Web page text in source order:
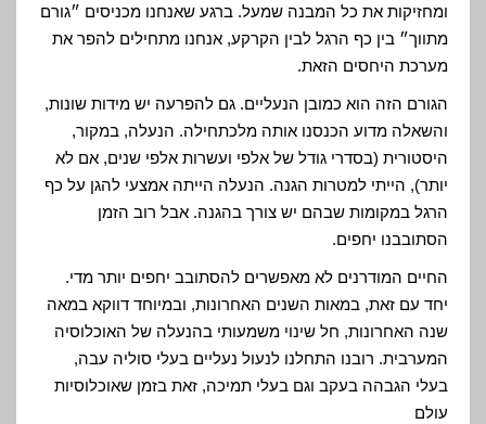
ומחזיקות את כל המבנה שמעל. ברגע שאנחנו מכניסים ״גורם
מתווך״ בין כף הרגל לבין הקרקע, אנחנו מתחילים להפר את
מערכת היחסים הזאת.
הגורם הזה הוא כמובן הנעליים. גם להפרעה יש מידות שונות,
והשאלה מדוע הכנסנו אותה מלכתחילה. הנעלה, במקור,
היסטורית (בסדרי גודל של אלפי ועשרות אלפי שנים, אם לא
יותר), הייתי למטרות הגנה. הנעלה הייתה אמצעי להגן על כף
הרגל במקומות שבהם יש צורך בהגנה. אבל רוב הזמן
הסתובבנו יחפים.
החיים המודרנים לא מאפשרים להסתובב יחפים יותר מדי.
יחד עם זאת, במאות השנים האחרונות, ובמיוחד דווקא במאה
שנה האחרונות, חל שינוי משמעותי בהנעלה של האוכלוסיה
המערבית. רובנו התחלנו לנעול נעליים בעלי סוליה עבה,
בעלי הגבהה בעקב וגם בעלי תמיכה, זאת בזמן שאוכלוסיות
עולם